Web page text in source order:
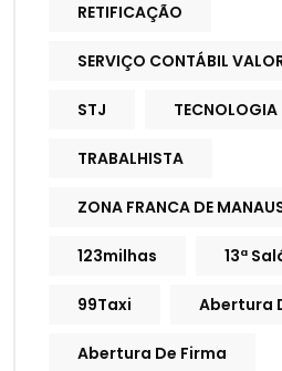
RETIFICAÇÃO
SERVIÇO CONTÁBIL
STJ TECNOLOGIA
TRABALHISTA
ZONA FRANCA DE
123milhas 13ª
99Taxi Abertura
Abertura De Firma